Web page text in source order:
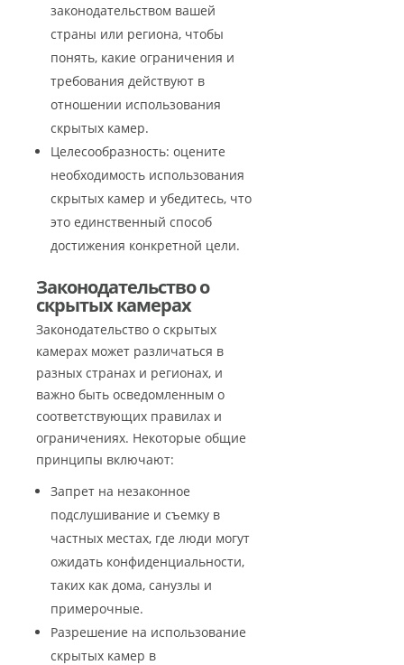
законодательством вашей
страны или региона, чтобы
понять, какие ограничения и
требования действуют в
отношении использования
скрытых камер.
Целесообразность: оцените
необходимость использования
скрытых камер и убедитесь, что
это единственный способ
достижения конкретной цели.
Законодательство о
скрытых камерах
Законодательство о скрытых
камерах может различаться в
разных странах и регионах, и
важно быть осведомленным о
соответствующих правилах и
ограничениях. Некоторые общие
принципы включают:
Запрет на незаконное
подслушивание и съемку в
частных местах, где люди могут
ожидать конфиденциальности,
таких как дома, санузлы и
примерочные.
Разрешение на использование
скрытых камер в